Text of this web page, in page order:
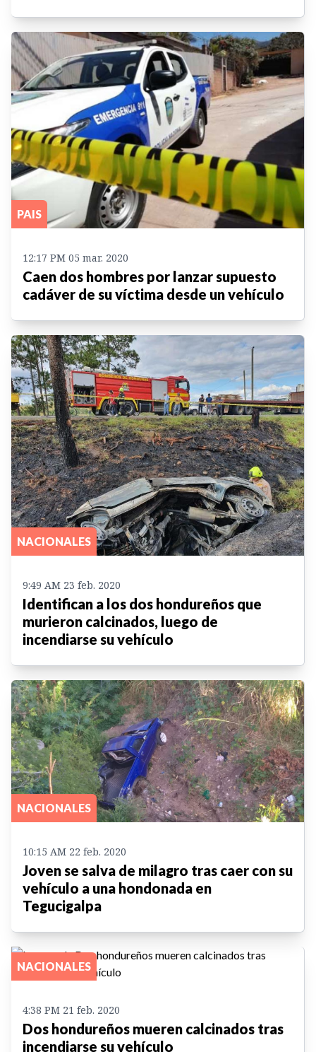
PAIS
12:17 PM 05 mar. 2020
Caen dos hombres por lanzar supuesto
cadáver de su víctima desde un vehículo
NACIONALES
9:49 AM 23 feb. 2020
Identifican a los dos hondureños que
murieron calcinados, luego de
incendiarse su vehículo
NACIONALES
10:15 AM 22 feb. 2020
Joven se salva de milagro tras caer con su
vehículo a una hondonada en
Tegucigalpa
NACIONALES
4:38 PM 21 feb. 2020
Dos hondureños mueren calcinados tras
incendiarse su vehículo